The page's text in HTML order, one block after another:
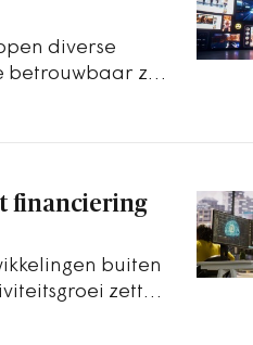
diverse
betrouwbaar zijn
financiering
buiten
zetten